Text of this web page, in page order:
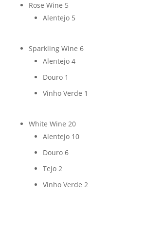
Rose Wine 5
Alentejo 5
Sparkling Wine 6
Alentejo 4
Douro 1
Vinho Verde 1
White Wine 20
Alentejo 10
Douro 6
Tejo 2
Vinho Verde 2